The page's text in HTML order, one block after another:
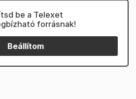
be a Telexet
forrásnak!
Beállítom